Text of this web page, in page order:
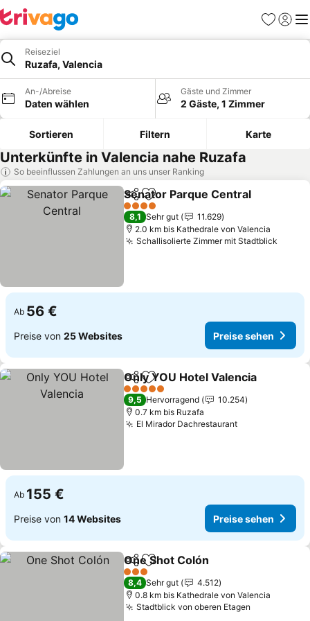
Favoriten
Reiseziel
Ruzafa, Valencia
An-/Abreise
Daten wählen
Gäste und Zimmer
2 Gäste, 1 Zimmer
Sortieren Filtern Karte
Unterkünfte in Valencia nahe Ruzafa
So beeinflussen Zahlungen an uns unser Ranking
TeilenZu Favoriten hinzufügen
Senator Parque Central
4 Sterne
8,1 Sehr gut
11.629
2.0 km bis Kathedrale von Valencia
Schallisolierte Zimmer mit Stadtblick
Ab 56 €
Preise von 25 Websites Preise sehen
TeilenZu Favoriten hinzufügen
Only YOU Hotel Valencia
5 Sterne
9,5 Hervorragend
10.254
0.7 km bis Ruzafa
El Mirador DachrestaurantPreise sehen
Ab 155 €
Preise von 14 Websites Preise sehen
TeilenZu Favoriten hinzufügen
One Shot Colón
3 Sterne
8,4 Sehr gut
4.512
0.8 km bis Kathedrale von Valencia
Stadtblick von oberen Etagen